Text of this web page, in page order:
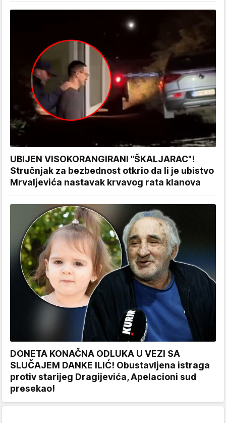
UBIJEN VISOKORANGIRANI "ŠKALJARAC"!
Stručnjak za bezbednost otkrio da li je ubistvo
Mrvaljevića nastavak krvavog rata klanova
DONETA KONAČNA ODLUKA U VEZI SA
SLUČAJEM DANKE ILIĆ! Obustavljena istraga
protiv starijeg Dragijevića, Apelacioni sud
presekao!